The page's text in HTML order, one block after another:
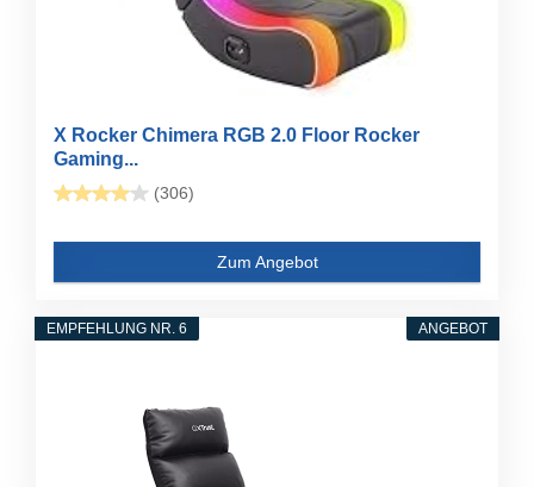
X Rocker Chimera RGB 2.0 Floor Rocker
Gaming...
(306)
Zum Angebot
ANGEBOT
EMPFEHLUNG NR. 6